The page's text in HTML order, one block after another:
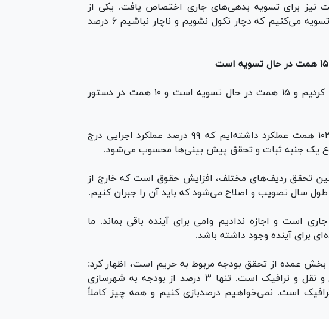
به امسال منتقل شد، گفت: ۳.۵ همت نیز برای تسویه بدهی‌های جاری اختصاص یافت. یکی از
ویژگی‌های این دوره این است که ما بدهی‌ها را تسویه می‌کنیم که دچار نکول نشویم و ناچار نباشیم ۶ درصد
وی افزود: از ۸۰ همت بدهی ۵۵ همت را تسویه کردیم و ۱۵ همت در حال تسویه است و ۱۰ همت در دستور
زاکانی با بیان اینکه از ۱۰۴ همت مصوب شورا ۱۰۳ همت عملکرد داشته‌ایم که ۹۹ درصد عملکرد اجرایی درج
یک جنبه ثبات و تحقق پیش بینی‌ها محسوب می‌شود.
تحقق ردیف‌های مختلف، افزایش حقوق است که خارج از
سال تصویب و اصلاح می‌شود که باید آن را جبران کنیم.
است و اجازه ندادیم وامی برای آینده باقی بماند. ما
برای آینده وجود داشته باشد.
بخش عمده از تحقق بودجه مربوط به حریم است، اظهار کرد:
سقف بودجه این بخش غیرقابل مقایسه با حمل و نقل و ترافیک است. تنها ۳ درصد از بودجه به شهرسازی
نقل و ترافیک است. نمی‌خواهیم درصدبازی کنیم و همه چیز کاملاً